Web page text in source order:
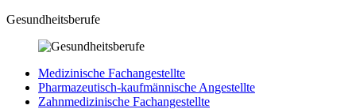
Gesundheitsberufe
Medizinische Fachangestellte
Pharmazeutisch-kaufmännische Angestellte
Zahnmedizinische Fachangestellte